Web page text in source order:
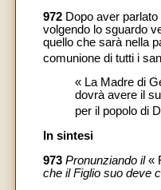
972 Dopo aver
volgendo lo sguardo
quello che sarà nella
comunione di tutti i
« La Madre di
dovrà avere il
per il popolo di
In sintesi
973 Pronunziando il«
che il Figlio suo deve